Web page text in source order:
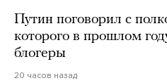
Путин поговорил с
которого в прошлом
блогеры
20 часов назад